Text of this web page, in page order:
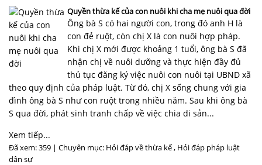
Quyền thừa kế của con nuôi khi cha mẹ nuôi qua đời
Ông bà S có hai người con, trong đó anh H là
con đẻ ruột, còn chị X là con nuôi hợp pháp.
Khi chị X mới được khoảng 1 tuổi, ông bà S đã
nhận chị về nuôi dưỡng và thực hiện đầy đủ
thủ tục đăng ký việc nuôi con nuôi tại UBND xã
theo quy định của pháp luật. Từ đó, chị X sống chung với gia
đình ông bà S như con ruột trong nhiều năm. Sau khi ông bà
S qua đời, phát sinh tranh chấp về việc chia di sản...
Xem tiếp...
Đã xem: 359 | Chuyên mục: Hỏi đáp về thừa kế , Hỏi đáp pháp luật
dân sự